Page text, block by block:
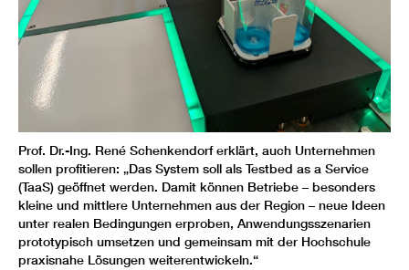
Prof. Dr.-Ing. René Schenkendorf erklärt, auch Unternehmen
sollen profitieren: „Das System soll als Testbed as a Service
(TaaS) geöffnet werden. Damit können Betriebe – besonders
kleine und mittlere Unternehmen aus der Region – neue Ideen
unter realen Bedingungen erproben, Anwendungsszenarien
prototypisch umsetzen und gemeinsam mit der Hochschule
praxisnahe Lösungen weiterentwickeln.“